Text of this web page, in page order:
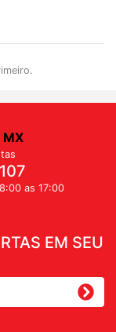
EM SEU
MX
as 17:00